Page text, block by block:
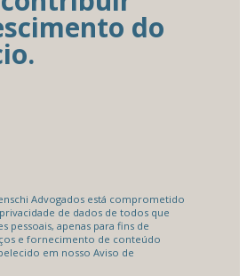
do
Advogados está comprometido
de dados de todos que
apenas para fins de
e fornecimento de conteúdo
em nosso Aviso de